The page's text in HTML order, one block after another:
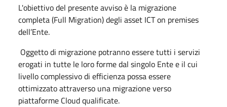
L'obiettivo del presente avviso è la migrazione
completa (Full Migration) degli asset ICT on premises
dell’Ente.
Oggetto di migrazione potranno essere tutti i servizi
erogati in tutte le loro forme dal singolo Ente e il cui
livello complessivo di efficienza possa essere
ottimizzato attraverso una migrazione verso
piattaforme Cloud qualificate.